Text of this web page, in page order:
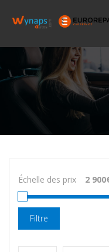
Échelle des prix
Filtre